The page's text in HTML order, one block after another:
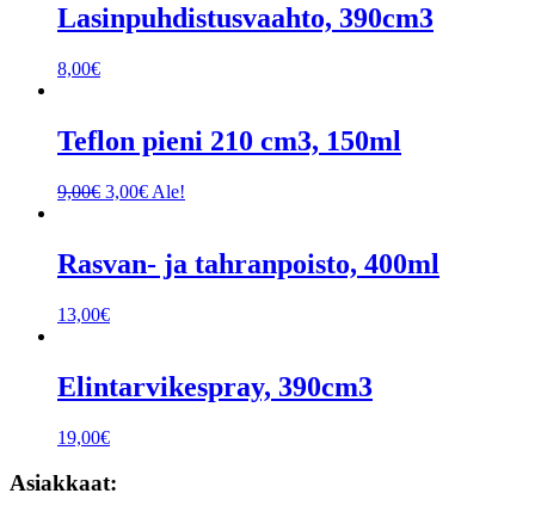
Lasinpuhdistusvaahto, 390cm3
8,00€
Teflon pieni 210 cm3, 150ml
9,00€ Alkuperäinen
3,00€Nykyinen
3,00€.
Ale!
Rasvan- ja tahranpoisto, 400ml
13,00€
Elintarvikespray, 390cm3
19,00€
Asiakkaat: